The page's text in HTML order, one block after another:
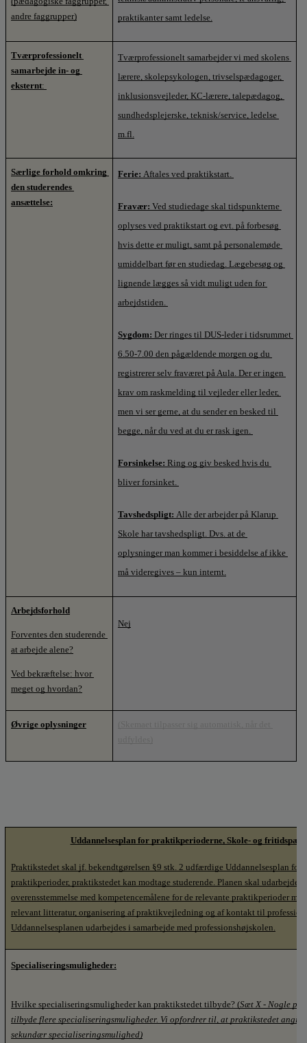
andre faggrupper)
praktikanter samt ledelse.
Tværprofessionelt
samarbejde in- og
eksternt:
Tværprofessionelt samarbejder vi med skolens
lærere, skolepsykologen, trivselspædagoger,
inklusionsvejleder, KC-lærere, talepædagog,
sundhedsplejerske, teknisk/service, ledelse
m.fl.
Særlige forhold omkring
den studerendes
ansættelse:
Ferie: Aftales ved praktikstart.
Fravær: Ved studiedage skal tidspunkterne
oplyses ved praktikstart og evt. på forbesøg
hvis dette er muligt, samt på personalemøde
umiddelbart før en studiedag. Lægebesøg og
lignende lægges så vidt muligt uden for
arbejdstiden.
Sygdom: Der ringes til DUS-leder i tidsrummet
6.50-7.00 den pågældende morgen og du
registrerer selv fraværet på Aula. Der er ingen
krav om raskmelding til vejleder eller leder,
men vi ser gerne, at du sender en besked til
begge, når du ved at du er rask igen.
Forsinkelse: Ring og giv besked hvis du
bliver forsinket.
Tavshedspligt: Alle der arbejder på Klarup
Skole har tavshedspligt. Dvs. at de
oplysninger man kommer i besiddelse af ikke
må videregives – kun internt.
Arbejdsforhold
Forventes den studerende
at arbejde alene?
Ved bekræftelse: hvor
meget og hvordan?
Nej
Øvrige oplysninger
Uddannelsesplan for praktikperioderne, Skole- og
Praktikstedet skal jf. bekendtgørelsen §9 stk. 2 udfærdige Uddannelsesplan for
praktikperioder, praktikstedet kan modtage studerende. Planen skal udarbejdes i
overensstemmelse med kompetencemålene for de relevante praktikperioder
relevant litteratur, organisering af praktikvejledning og af kontakt til
Uddannelsesplanen udarbejdes i samarbejde med professionshøjskolen.
Specialiseringsmuligheder:
Hvilke specialiseringsmuligheder kan praktikstedet tilbyde? (Sæt X - Nogle
tilbyde flere specialiseringsmuligheder. Vi opfordrer til, at praktikstedet
sekundær specialiseringsmulighed)